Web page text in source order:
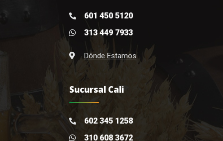
601 450 5120
313 449 7933
Dónde Estamos
Sucursal Cali
602 345 1258
310 608 3672